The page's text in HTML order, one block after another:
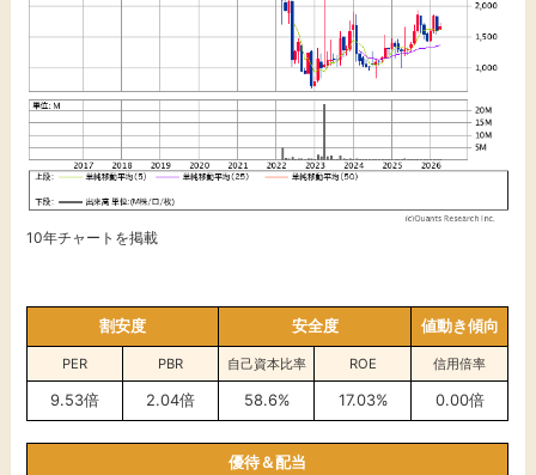
10年チャートを掲載
割安度 安全度 値動き傾向
PER PBR 自己資本比率 ROE 信用倍率
9.53倍 2.04倍 58.6% 17.03% 0.00倍
優待＆配当